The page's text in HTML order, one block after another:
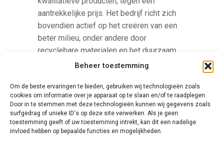
Beheer toestemming
Om de beste ervaringen te bieden, gebruiken wij technologieën zoals
cookies om informatie over je apparaat op te slaan en/of te raadplegen.
Door in te stemmen met deze technologieën kunnen wij gegevens zoals
surfgedrag of unieke ID's op deze site verwerken. Als je geen
toestemming geeft of uw toestemming intrekt, kan dit een nadelige
invloed hebben op bepaalde functies en mogelijkheden.
aantrekkelijke prijs. Het bedrijf richt zich
bovendien actief op het creëren van een
beter milieu, onder andere door
recyclebare materialen en het duurzaam
maken van productieprocessen. Hun
isolatiewaarde.